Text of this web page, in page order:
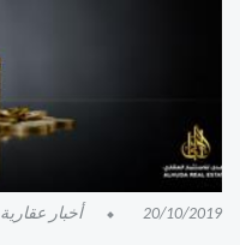
20/10/2019 أخبار عقارية